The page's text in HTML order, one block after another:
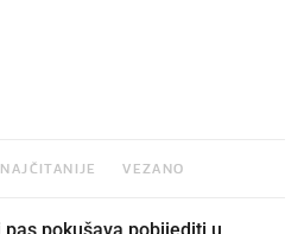
NAJČITANIJE VEZANO
pas pokušava pobijediti u